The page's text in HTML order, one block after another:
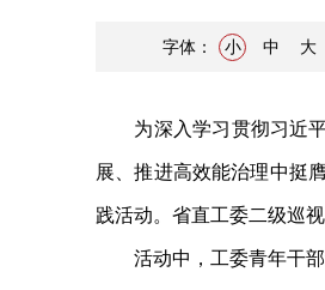
字体： 小 中 大
为深入学习贯彻习近平
展、推进高效能治理中挺
践活动。省直工委二级巡
活动中，工委青年干部